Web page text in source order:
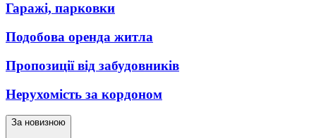
Гаражі, парковки
Подобова оренда житла
Пропозиції від забудовників
Нерухомість за кордоном
За новизною